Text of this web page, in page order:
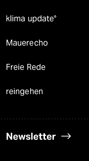
klima update°
Mauerecho
Freie Rede
reingehen
Newsletter